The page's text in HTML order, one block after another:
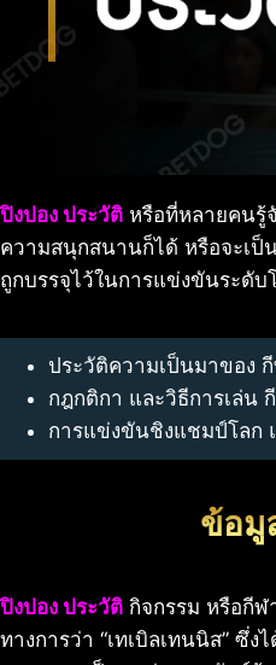
ปิงปอง ประวัติ หรือที่หลายคนรู้
ความสนุกสนานก็ได้ หรือจะเ
ถูกบรรจุไว้ในการแข่งขันระดั
ประวัติความเป็นมาของ
กฎกติกา และวิธีการเล่น
การแข่งขันชิงแชมป์โลก
ข้อมู
ปิงปอง ประวัติ กิจกรรม หรือกีฬ
ทางการว่า “เทเบิลเทนนิส” ซึ่